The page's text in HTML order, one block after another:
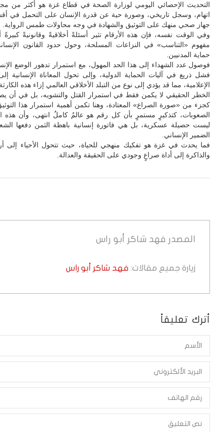
التحديث الإحصائي اليومي لوزارة الصحة في قطاع غزة هو أكثر من
اتهام، وسجل تاريخي، وصورة حية عن قدرة الإنسان على التحمل في
جهاز صحي منهك على التوثيق والشهادة في وجه محاولات طمس الرواية.
وفي الوقت نفسه، فإن هذه الأرقام تثير أسئلةً أخلاقيةً وقانونيةً
مفهوم «التناسب» في النزاعات المسلحة، وحول حدود القانون
حماية المدنيين.
فوصول عدد الشهداء إلى هذا الحد المهول، مع استمرار تدهور الوضع
فشل ذريع في آليات الحماية الدولية، وإلى تحول المعاناة الإنسانية
الإعلامية، مما قد يؤدي إلى نوع من التبلد الأخلاقي العالمي إزاء هذه
الخطر الحقيقي لا يكمن فقط في استمرار القتل والتشويه، بل في أن
كجزء من «صورة الصراع» المعتادة، وهنا تكمن أهمية استمرار هذا
الصعوبات، كتذكيرٍ مستمرٍ بأن كل رقم هو عالمٌ كاملٌ انتهى، وأن هذه
ليست حصيلة عسكرية، بل هي فاتورة إنسانية باهظة الثمن دفعها
الضمير الإنساني.
فما يحدث في غزة هو تفكيك منهجي للحياة، حيث تتحول الأحياء إلى
والذاكرة إلى أداة صراعٍ وجودي على الحقيقة والعدالة.
المصدر فهد شاكر أبو راس
زيارة جميع مقالات: فهد شاكر أبو راس
أترك تعليقاً